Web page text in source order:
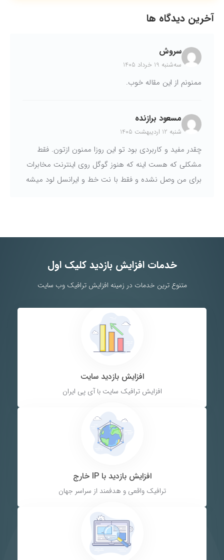
آخرین دیدگاه ها
سروش
سه‌شنبه 19 خرداد 1405
ممنونم از این مقاله خوب.
مسعود برازنده
شنبه 12 اردیبهشت 1405
چقدر مفید و کاربردی بود تو این روزا ممنون ازتون. فقط
مشکلی که هست اینه که هنوز گوگل روی اینترنت مخابرات
برای من وصل نشده و فقط با نت خط و ایرانسل لود میشه
خدمات افزایش بازدید کلیک اول
متنوع ترین خدمات در زمینه افزایش ترافیک وب سایت
افزایش بازدید سایت
افزایش ترافیک سایت با آی پی ایران
افزایش بازدید با IP خارج
ترافیک واقعی و هدفمند از سراسر جهان